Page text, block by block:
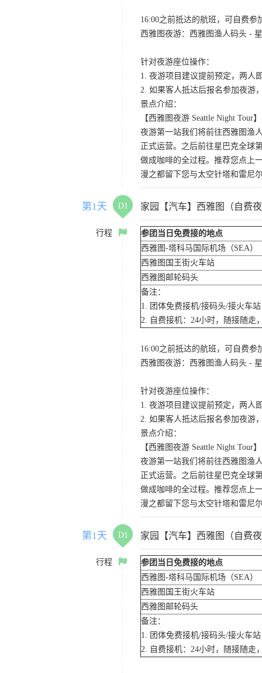
16:00之前抵达的航班，可自费参
西雅图夜游：西雅图渔人码头 -
针对夜游座位操作：
1. 夜游项目建议提前预定，两人
2. 如果客人抵达后报名参加夜游
景点介绍：
【西雅图夜游 Seattle Night Tour】
夜游第一站我们将前往西雅图渔
正式运营。之后前往星巴克全球
做成咖啡的全过程。推荐您点上
漫之都留下您与太空针塔和雷尼
第1天 D1 家园【汽车】西雅图（自费
行程
参团当日免费接的地点
西雅图-塔科马国际机场（SEA）
西雅图国王街火车站
西雅图邮轮码头
备注：
1. 团体免费接机/接码头/接火车
2. 自费接机：24小时，随接随走
16:00之前抵达的航班，可自费参
西雅图夜游：西雅图渔人码头 -
针对夜游座位操作：
1. 夜游项目建议提前预定，两人
2. 如果客人抵达后报名参加夜游
景点介绍：
【西雅图夜游 Seattle Night Tour】
夜游第一站我们将前往西雅图渔
正式运营。之后前往星巴克全球
做成咖啡的全过程。推荐您点上
漫之都留下您与太空针塔和雷尼
第1天 D1 家园【汽车】西雅图（自费
行程
参团当日免费接的地点
西雅图-塔科马国际机场（SEA）
西雅图国王街火车站
西雅图邮轮码头
备注：
1. 团体免费接机/接码头/接火车
2. 自费接机：24小时，随接随走